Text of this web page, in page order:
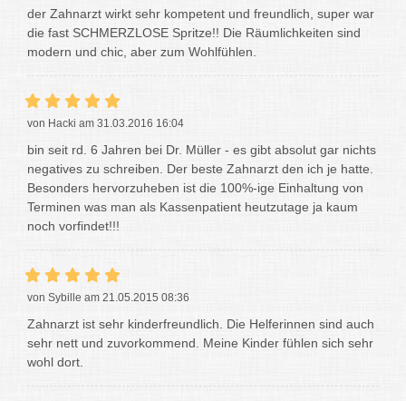
der Zahnarzt wirkt sehr kompetent und freundlich, super war
die fast SCHMERZLOSE Spritze!! Die Räumlichkeiten sind
modern und chic, aber zum Wohlfühlen.
von Hacki am 31.03.2016 16:04
bin seit rd. 6 Jahren bei Dr. Müller - es gibt absolut gar nichts
negatives zu schreiben. Der beste Zahnarzt den ich je hatte.
Besonders hervorzuheben ist die 100%-ige Einhaltung von
Terminen was man als Kassenpatient heutzutage ja kaum
noch vorfindet!!!
von Sybille am 21.05.2015 08:36
Zahnarzt ist sehr kinderfreundlich. Die Helferinnen sind auch
sehr nett und zuvorkommend. Meine Kinder fühlen sich sehr
wohl dort.